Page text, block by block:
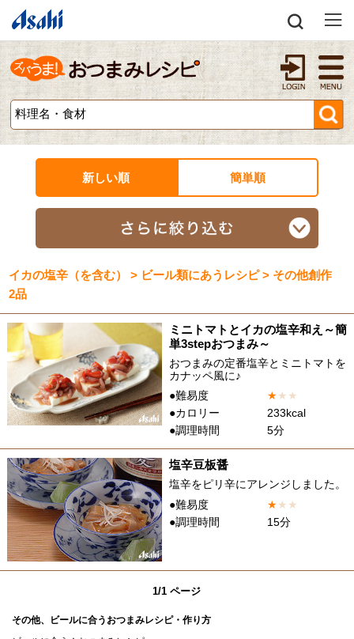
新しい順 簡単順
イカの塩辛（を含む） > ビール類にあうレシピ > その他創作
2品
ミニトマトとイカの塩辛和え～簡
単3stepおつまみ～
おつまみの定番塩辛とミニトマトを
カナッペ風に♪
●難易度
★★ ★
●カロリー
233kcal
●調理時間
5分
塩辛豆板醤
塩辛をピリ辛にアレンジしました。
●難易度
★★ ★
●調理時間
15分
1/1 ページ
その他、ビールに合うおつまみレシピ・作り方